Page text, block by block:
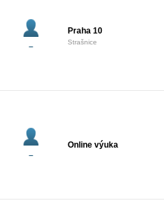
–
Praha 10
Strašnice
–
Online výuka